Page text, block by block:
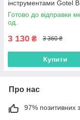
інструментами Gotel
Готово до відправки
од.
3 130 ₴ 3 360 ₴
Купити
Про нас
97% позитивних з